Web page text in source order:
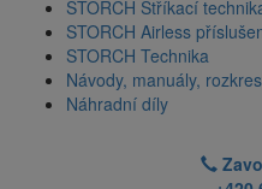
STORCH Stříkací
STORCH Airless
STORCH Technika
Návody, manuály,
Náhradní díly